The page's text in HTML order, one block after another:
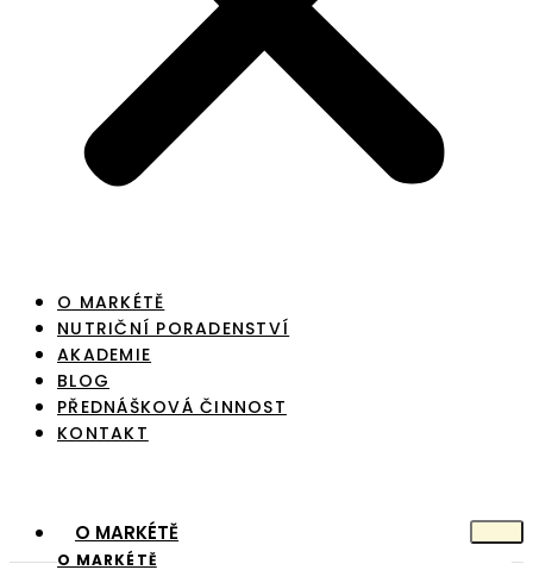
O MARKÉTĚ
NUTRIČNÍ PORADENSTVÍ
AKADEMIE
BLOG
PŘEDNÁŠKOVÁ ČINNOST
KONTAKT
O MARKÉTĚ
O MARKÉTĚ